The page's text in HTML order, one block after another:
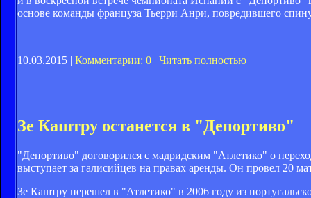
основе команды француза Тьерри Анри, повредившего
10.03.2015 | Комментарии: 0 | Читать полностью
Зе Каштру останется в "Депортиво"
"Депортиво" договорился с мадридским "Атлетико" о
выступает за галисийцев на правах аренды. Он провел 20
Зе Каштру перешел в "Атлетико" в 2006 году из